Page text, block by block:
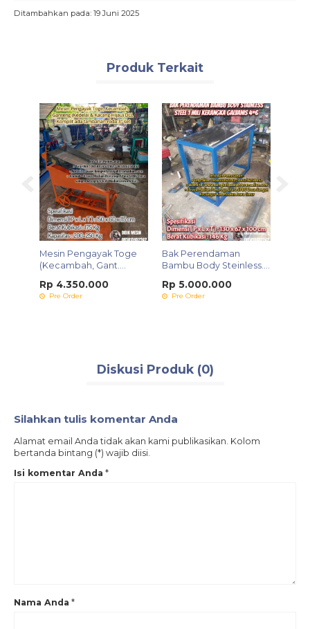
Ditambahkan pada: 19 Juni 2025
Produk Terkait
Mesin Pengayak Toge
(Kecambah, Gant....
Rp 4.350.000
Pre Order
Bak Perendaman
Bambu Body Steinless....
Rp 5.000.000
Pre Order
Diskusi Produk (0)
Silahkan tulis komentar Anda
Alamat email Anda tidak akan kami publikasikan. Kolom
bertanda bintang (*) wajib diisi.
Isi komentar Anda *
Nama Anda *